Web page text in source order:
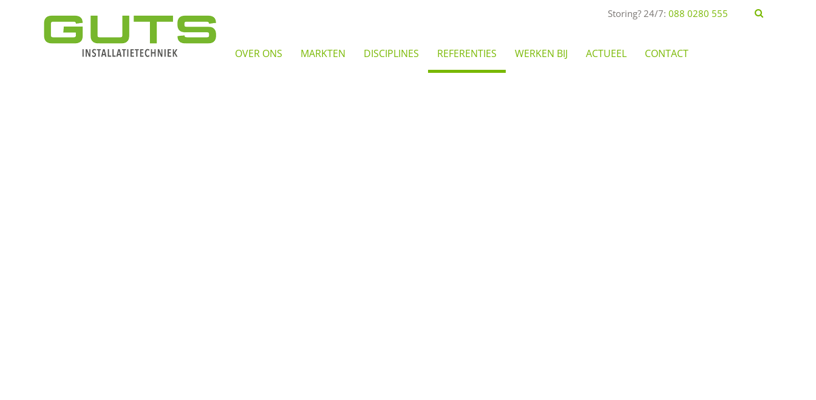
Storing? 24/7: 088 0280 555
OVER ONS MARKTEN DISCIPLINES REFERENTIES WERKEN BIJ ACTUEEL CONTACT